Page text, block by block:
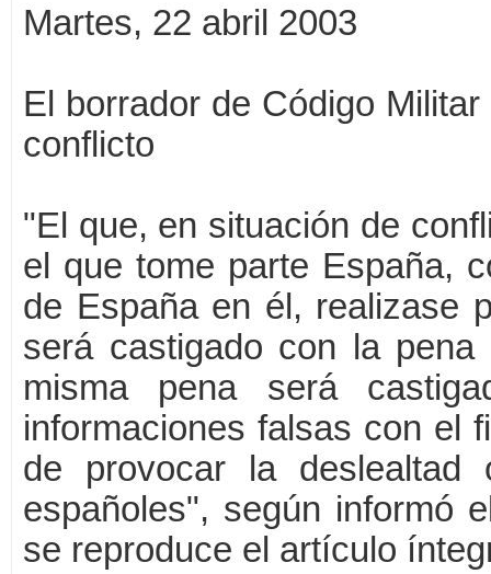
Martes, 22 abril 2003
El borrador de Código
conflicto
"El que, en situación de
el que tome parte España,
de España en él, realizase
será castigado con la
misma pena será
informaciones falsas con el
de provocar la
españoles", según informó
se reproduce el artículo